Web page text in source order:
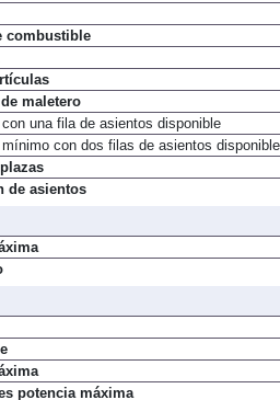
combustible
de maletero
una fila de asientos disponible
con dos filas de asientos disponibles